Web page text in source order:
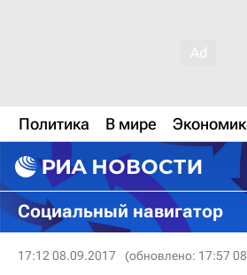
Политика В мире
Социальный навигатор
17:12 08.09.2017 (обновлено: 17:57